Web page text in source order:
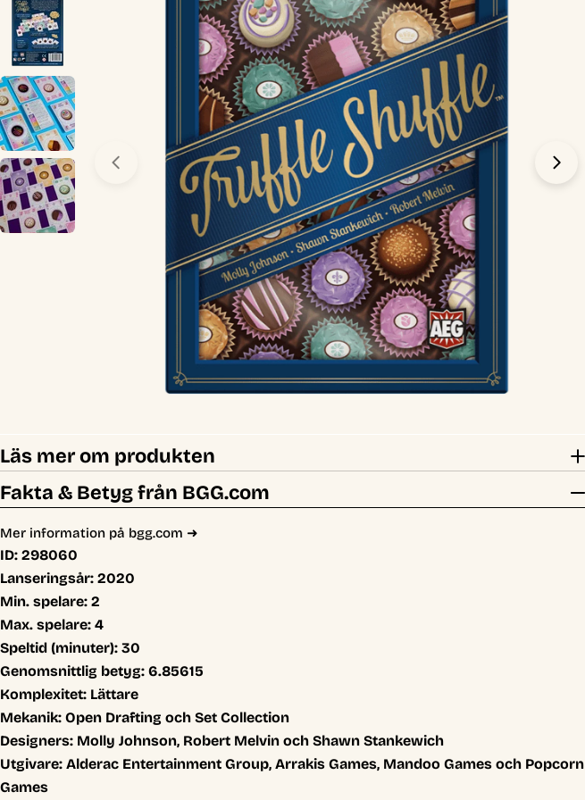
Öppna media 0 i modal
Läs mer om produkten
Fakta & Betyg från BGG.com
Mer information på bgg.com ➜
ID: 298060
Lanseringsår: 2020
Min. spelare: 2
Max. spelare: 4
Speltid (minuter): 30
Genomsnittlig betyg: 6.85615
Komplexitet: Lättare
Mekanik: Open Drafting och Set Collection
Designers: Molly Johnson, Robert Melvin och Shawn Stankewich
Utgivare: Alderac Entertainment Group, Arrakis Games, Mandoo Games och Popcorn
Games